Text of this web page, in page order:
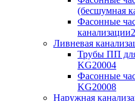
(бесшумная
Фасонные
канализации
Ливневая
Трубы ПП
KG20004
Фасонные
KG20008
Наружная